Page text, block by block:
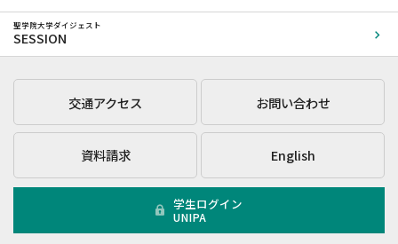
聖学院大学ダイジェスト
SESSION
交通アクセス お問い合わせ
資料請求 English
学生ログイン
UNIPA